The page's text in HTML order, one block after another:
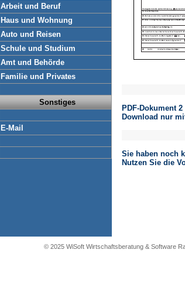
Arbeit und Beruf
Haus und Wohnung
Auto und Reisen
Schule und Studium
Amt und Behörde
Familie und Privates
Sonstiges
E-Mail
PDF-Dokument
Download nur
Sie haben noch
Nutzen Sie die
© 2025 WiSoft Wirtschaftsberatung & Software